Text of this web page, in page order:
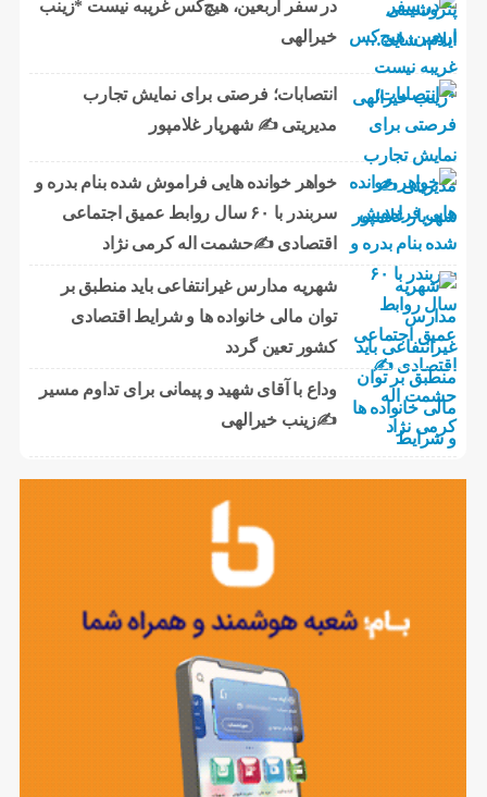
در سفر اربعین، هیچ‌کس غریبه نیست *زینب
خیرالهی
انتصابات؛ فرصتی برای نمایش تجارب
مدیریتی ✍ شهریار غلامپور
خواهر خوانده هایی فراموش شده بنام بدره و
سربندر با ۶۰ سال روابط عمیق اجتماعی
اقتصادی ✍حشمت اله کرمی نژاد
شهریه مدارس غیرانتفاعی باید منطبق بر
توان مالی خانواده ها و شرایط اقتصادی
کشور تعین گردد
وداع با آقای شهید و پیمانی برای تداوم مسیر
✍زینب خیرالهی